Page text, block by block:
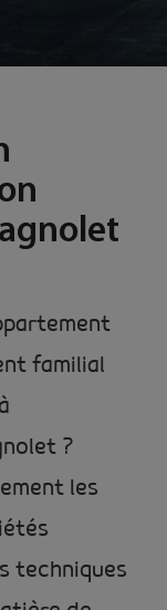
familial
?
les
techniques